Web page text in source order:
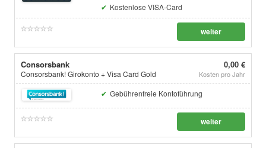
Kostenlose VISA-Card
weiter
Consorsbank
Consorsbank! Girokonto + Visa Card Gold
0,00 €
Kosten pro Jahr
Gebührenfreie Kontoführung
weiter